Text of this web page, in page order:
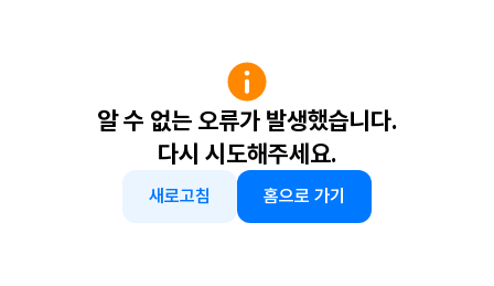
알 수 없는 오류가 발생했습니다.
다시 시도해주세요.
새로고침 홈으로 가기